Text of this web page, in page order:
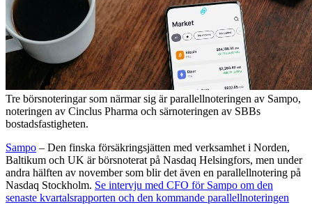
Tre börsnoteringar som närmar sig är parallellnoteringen av Sampo,
noteringen av Cinclus Pharma och särnoteringen av SBBs
bostadsfastigheten.
Sampo – Den finska försäkringsjätten med verksamhet i Norden,
Baltikum och UK är börsnoterat på Nasdaq Helsingfors, men under
andra hälften av november som blir det även en parallellnotering på
Nasdaq Stockholm. Se intervju med CFO för Sampo om den
senaste kvartalsrapporten och den kommande parallellnoteringen